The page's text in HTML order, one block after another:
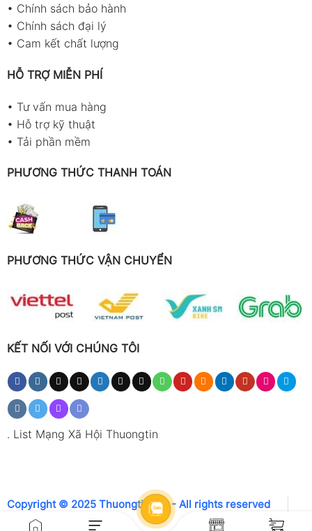
• Chính sách bảo hành
• Chính sách đại lý
• Cam kết chất lượng
HỖ TRỢ MIỄN PHÍ
• Tư vấn mua hàng
• Hỗ trợ kỹ thuật
• Tải phần mềm
PHƯƠNG THỨC THANH TOÁN
PHƯƠNG THỨC VẬN CHUYỂN
KẾT NỐI VỚI CHÚNG TÔI
. List Mạng Xã Hội Thuongtin
Copyright © 2025 Thuongtin.net - All rights reserved